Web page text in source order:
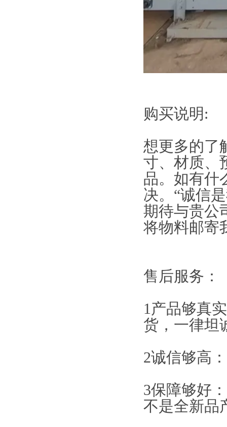
购买说明:
想更多的了
寸、材质、
品。如有什
决。“诚信
期待与贵公
将物料邮寄
售后服务：
1产品够真
货，一律坦
2诚信够高
3保障够好
不是全新品